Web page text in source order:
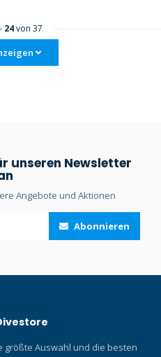
- 24von 37
unseren Newsletter
Angebote und Aktionen
Abonnieren
größte Auswahl und die besten